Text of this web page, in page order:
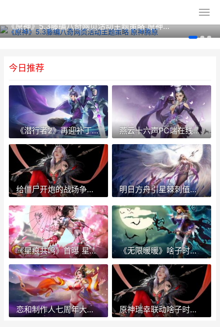
《原神》5.3藤编八奇网页活动主题策略 原神腾原
今日推荐
《潜行者2》再迎补丁更新 潜行者2游戏视频 燕云十六声PC端在线云玩教程 燕云十六声pc端键位
给僵尸开炮的战场争霸排行如何快速提高 给僵尸开炮的战士 明日方舟引星棘刺值得练吗 明日方舟引星棘刺模组
《星痕共鸣》首曝 星痕歌单 《无限暖暖》啥子时候上线 超甜无限影视:从暖暖小时光开始 暖时光
恋和制作人七周年大婚 恋与制作人到底是什么故事 原神瑞幸联动啥子时候开始 瑞幸联名